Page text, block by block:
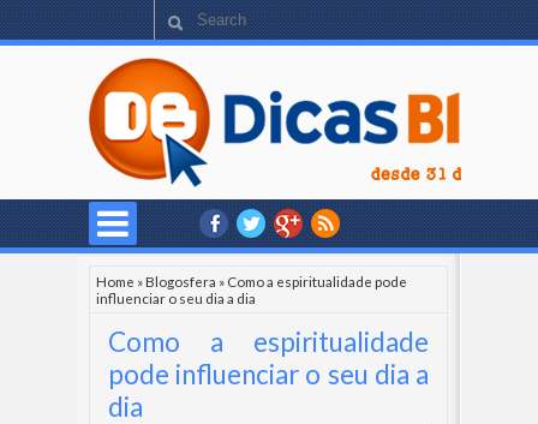
Home »Blogosfera » Como a espiritualidade pode
influenciar o seu dia a dia
Como a espiritualidade
pode influenciar o seu dia a
dia